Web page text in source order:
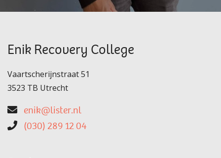
Enik Recovery College
Vaartscherijnstraat 51
3523 TB Utrecht
enik@lister.nl
(030) 289 12 04